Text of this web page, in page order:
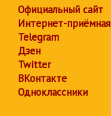
Официальный сайт
Интернет-приёмная
Telegram
Дзен
Twitter
ВКонтакте
Одноклассники